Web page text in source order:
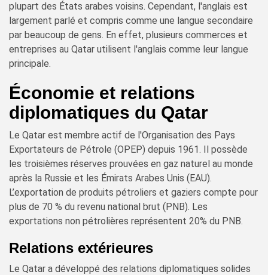
plupart des États arabes voisins. Cependant, l'anglais est
largement parlé et compris comme une langue secondaire
par beaucoup de gens. En effet, plusieurs commerces et
entreprises au Qatar utilisent l'anglais comme leur langue
principale.
Économie et relations
diplomatiques du Qatar
Le Qatar est membre actif de l'Organisation des Pays
Exportateurs de Pétrole (OPEP) depuis 1961. Il possède
les troisièmes réserves prouvées en gaz naturel au monde
après la Russie et les Émirats Arabes Unis (EAU).
L’exportation de produits pétroliers et gaziers compte pour
plus de 70 % du revenu national brut (PNB). Les
exportations non pétrolières représentent 20% du PNB.
Relations extérieures
Le Qatar a développé des relations diplomatiques solides